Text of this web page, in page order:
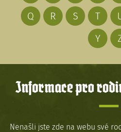
Q
R S T
Y
Informace pro
Nenašli jste zde na webu své